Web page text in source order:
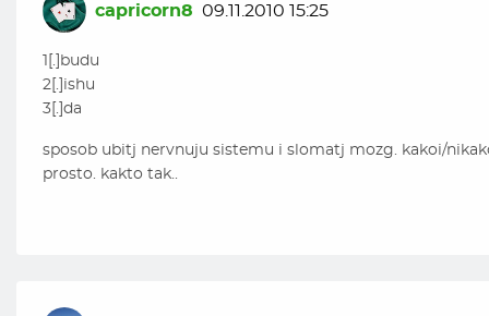
capricorn8 09.11.2010 15:25
1[.]budu
2[.]ishu
3[.]da
sposob ubitj nervnuju sistemu i slomatj mozg. kakoi/
prosto. kakto tak..